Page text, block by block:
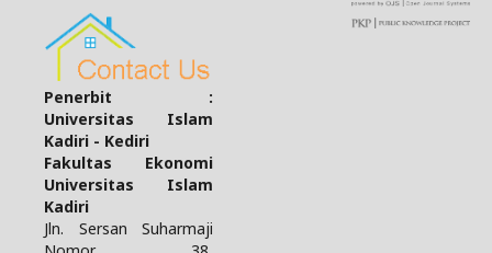
Penerbit :
Universitas Islam
Kadiri - Kediri
Fakultas Ekonomi
Universitas Islam
Kadiri
Jln. Sersan Suharmaji